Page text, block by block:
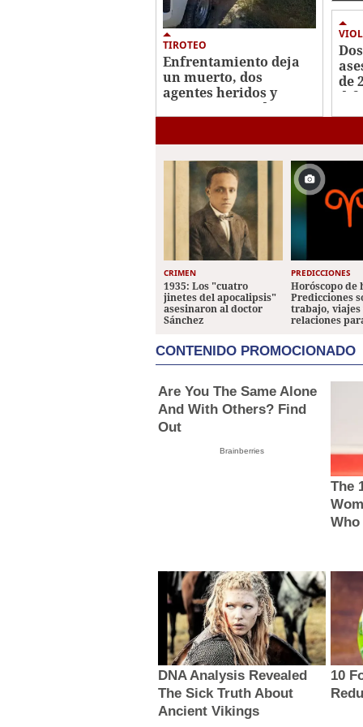
TIROTEO
Enfrentamiento deja
un muerto, dos
agentes heridos y
varios capturados en
de
CRIMEN
1935: Los "cuatro
jinetes del apocalipsis"
asesinaron al doctor
Sánchez
PREDICCIONES
Horóscopo de
Predicciones
trabajo, viajes
relaciones
CONTENIDO PROMOCIONADO
Are You The Same Alone
And With Others? Find
Out
Brainberries
The
DNA Analysis Revealed
The Sick Truth About
Ancient Vikings
10